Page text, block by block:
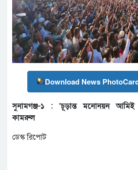
Download News
সুনামগঞ্জ-১ : ‘চূড়ান্ত মনোনয়ন আমিই
কামরুল
ডেস্ক রিপোট